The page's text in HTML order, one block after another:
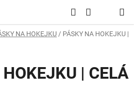
Hledat
KOŠÍK
NA HOKEJKU / PÁSKY NA HOKEJKU |
| CELÁ